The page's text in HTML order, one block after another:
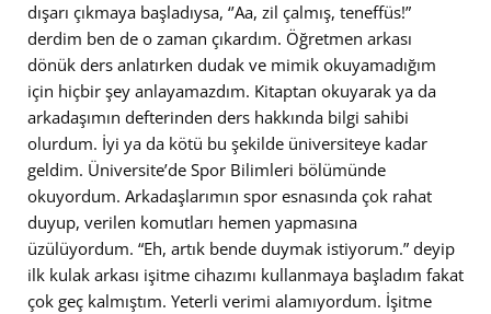
dışarı çıkmaya başladıysa, ‘’Aa, zil çalmış, teneffüs!”
derdim ben de o zaman çıkardım. Öğretmen arkası
dönük ders anlatırken dudak ve mimik okuyamadığım
için hiçbir şey anlayamazdım. Kitaptan okuyarak ya da
arkadaşımın defterinden ders hakkında bilgi sahibi
olurdum. İyi ya da kötü bu şekilde üniversiteye kadar
geldim. Üniversite’de Spor Bilimleri bölümünde
okuyordum. Arkadaşlarımın spor esnasında çok rahat
duyup, verilen komutları hemen yapmasına
üzülüyordum. “Eh, artık bende duymak istiyorum.” deyip
ilk kulak arkası işitme cihazımı kullanmaya başladım fakat
çok geç kalmıştım. Yeterli verimi alamıyordum. İşitme